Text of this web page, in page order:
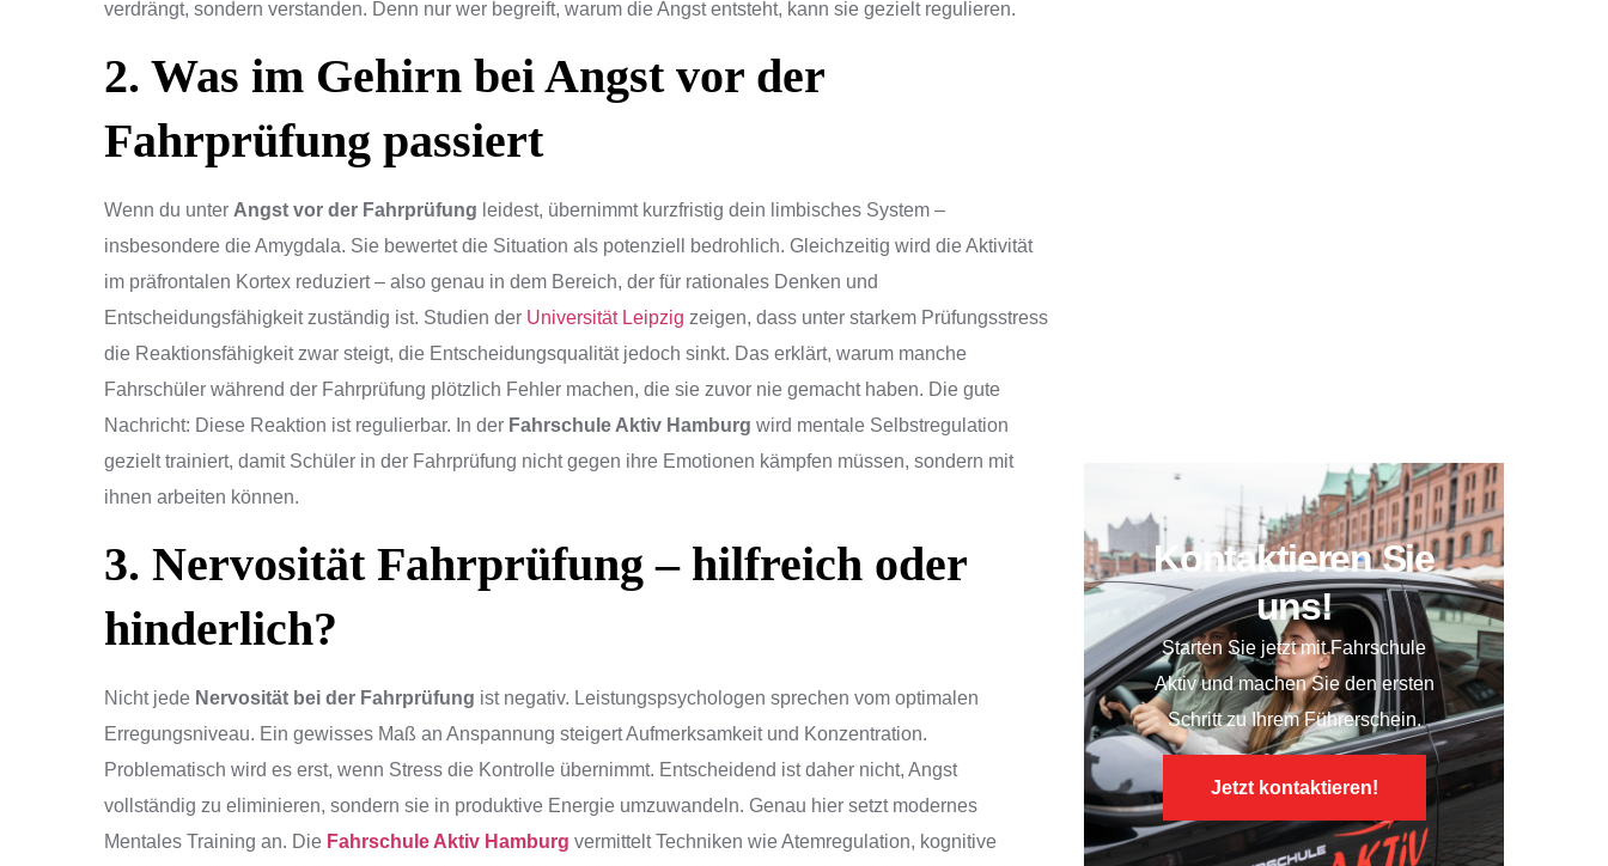
verdrängt, sondern verstanden. Denn nur wer begreift, warum die Angst entsteht, kann sie gezielt regulieren.
2. Was im Gehirn bei Angst vor der
Fahrprüfung passiert
Wenn du unter Angst vor der Fahrprüfung leidest, übernimmt kurzfristig dein limbisches System –
insbesondere die Amygdala. Sie bewertet die Situation als potenziell bedrohlich. Gleichzeitig wird die Aktivität
im präfrontalen Kortex reduziert – also genau in dem Bereich, der für rationales Denken und
Entscheidungsfähigkeit zuständig ist. Studien der Universität Leipzig zeigen, dass unter starkem Prüfungsstress
die Reaktionsfähigkeit zwar steigt, die Entscheidungsqualität jedoch sinkt. Das erklärt, warum manche
Fahrschüler während der Fahrprüfung plötzlich Fehler machen, die sie zuvor nie gemacht haben. Die gute
Nachricht: Diese Reaktion ist regulierbar. In der Fahrschule Aktiv Hamburg wird mentale Selbstregulation
gezielt trainiert, damit Schüler in der Fahrprüfung nicht gegen ihre Emotionen kämpfen müssen, sondern mit
ihnen arbeiten können.
3. Nervosität Fahrprüfung – hilfreich oder
hinderlich?
Nicht jede Nervosität bei der Fahrprüfung ist negativ. Leistungspsychologen sprechen vom optimalen
Erregungsniveau. Ein gewisses Maß an Anspannung steigert Aufmerksamkeit und Konzentration.
Problematisch wird es erst, wenn Stress die Kontrolle übernimmt. Entscheidend ist daher nicht, Angst
vollständig zu eliminieren, sondern sie in produktive Energie umzuwandeln. Genau hier setzt modernes
Mentales Training an. Die Fahrschule Aktiv Hamburg vermittelt Techniken wie Atemregulation, kognitive
Kontaktieren Sie
uns!
Starten Sie jetzt mitFahrschule
Aktivund machen Sie den ersten
Schritt zu Ihrem Führerschein.
Jetzt kontaktieren!